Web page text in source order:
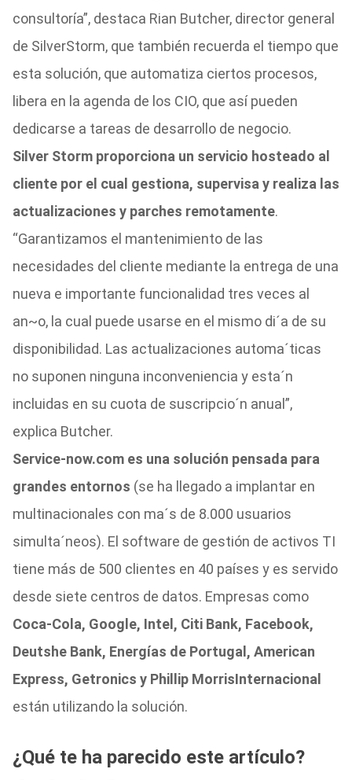
consultoría”, destaca Rian Butcher, director general
de SilverStorm, que también recuerda el tiempo que
esta solución, que automatiza ciertos procesos,
libera en la agenda de los CIO, que así pueden
dedicarse a tareas de desarrollo de negocio.
Silver Storm proporciona un servicio hosteado al
cliente por el cual gestiona, supervisa y realiza las
actualizaciones y parches remotamente.
“Garantizamos el mantenimiento de las
necesidades del cliente mediante la entrega de una
nueva e importante funcionalidad tres veces al
an~o, la cual puede usarse en el mismo di´a de su
disponibilidad. Las actualizaciones automa´ticas
no suponen ninguna inconveniencia y esta´n
incluidas en su cuota de suscripcio´n anual”,
explica Butcher.
Service-now.com es una solución pensada para
grandes entornos (se ha llegado a implantar en
multinacionales con ma´s de 8.000 usuarios
simulta´neos). El software de gestión de activos TI
tiene más de 500 clientes en 40 países y es servido
desde siete centros de datos. Empresas como
Coca-Cola, Google, Intel, Citi Bank, Facebook,
Deutshe Bank, Energías de Portugal, American
Express, Getronics y Phillip MorrisInternacional
están utilizando la solución.
¿Qué te ha parecido este artículo?